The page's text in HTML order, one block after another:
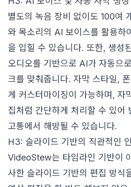
별도의 녹음 장비 없이도 100여
와 목소리의 AI 보이스를 활용하
을 입힐 수 있습니다. 또한, 생성
오디오를 기반으로 AI가 자동으
크를 맞춰줍니다. 자막 스타일,
게 커스터마이징이 가능하며, 자
집처럼 간단하게 처리할 수 있어
고통에서 해방될 수 있습니다.
H3: 슬라이드 기반의 직관적인
VideoStew는 타임라인 기반이
사한 슬라이드 기반의 편집 방식